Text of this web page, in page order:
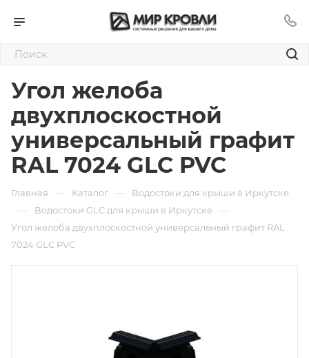
Угол желоба
двухплоскостной
универсальный графит
RAL 7024 GLC PVC
Главная — Каталог — Водостоки для крыши в Иркутске
— Водостоки GLC для крыши в Иркутске —
Угол желоба двухплоскостной универсальный графит RAL
7024 GLC PVC